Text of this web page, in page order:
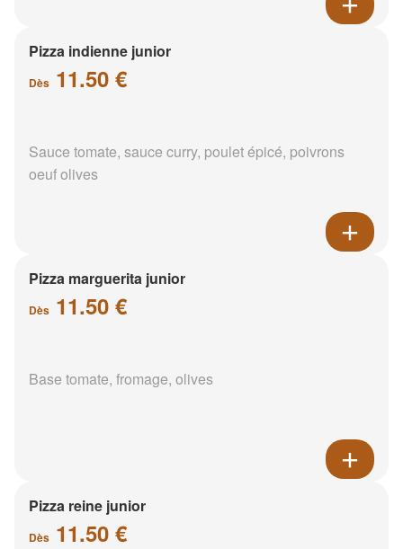
Pizza indienne junior
Dès 11.50 €
Sauce tomate, sauce curry, poulet épicé, poivrons
oeuf olives
Pizza marguerita junior
Dès 11.50 €
Base tomate, fromage, olives
Pizza reine junior
Dès 11.50 €